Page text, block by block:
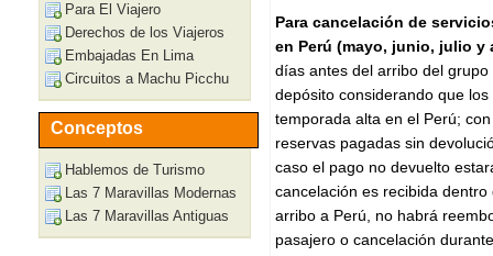
Para cancelación de
en Perú (mayo, junio, julio y
días antes del arribo del
depósito considerando que
temporada alta en el Perú;
reservas pagadas sin
caso el pago no devuelto
cancelación es recibida
arribo a Perú, no habrá
pasajero o cancelación
Para El Viajero
Derechos de los Viajeros
Embajadas En Lima
Circuitos a Machu Picchu
Conceptos
Hablemos de Turismo
Las 7 Maravillas Modernas
Las 7 Maravillas Antiguas